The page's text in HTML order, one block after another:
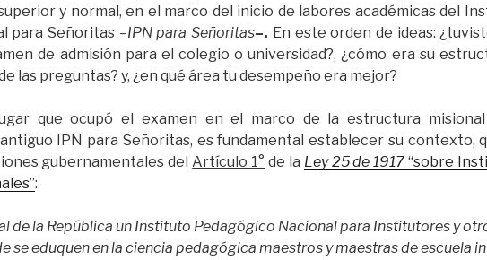
y normal, en el marco del inicio de labores académicas del
para Señoritas –IPN para Señoritas–. En este orden de ideas:
de admisión para el colegio o universidad?, ¿cómo era su
las preguntas? y, ¿en qué área tu desempeño era mejor?
que ocupó el examen en el marco de la estructura
IPN para Señoritas, es fundamental establecer su contexto,
gubernamentales delArtículo 1° de la Ley 25 de 1917 “sobre
:
de la República un Instituto Pedagógico Nacional para Institutores y
se eduquen en la ciencia pedagógica maestros y maestras de escuela